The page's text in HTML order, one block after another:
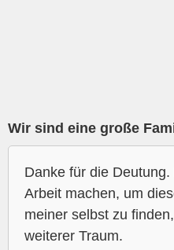
Wir sind eine große
Danke für die
Arbeit machen, um
meiner selbst zu
weiterer Traum.